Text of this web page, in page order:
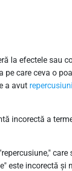
la efectele sau
care ceva o
a avut repercusiuni
incorectă a
care
este incorectă și